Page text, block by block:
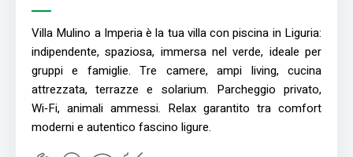
Villa Mulino a Imperia è la tua villa con piscina in Liguria:
indipendente, spaziosa, immersa nel verde, ideale per
gruppi e famiglie. Tre camere, ampi living, cucina
attrezzata, terrazze e solarium. Parcheggio privato,
Wi‑Fi, animali ammessi. Relax garantito tra comfort
moderni e autentico fascino ligure.